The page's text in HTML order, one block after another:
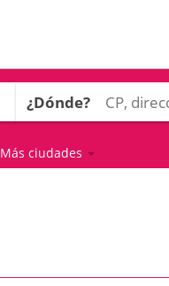
¿Dónde?
Más ciudades